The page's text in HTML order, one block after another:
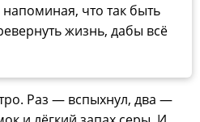
что так быть
жизнь, дабы всё
Раз — вспыхнул, два —